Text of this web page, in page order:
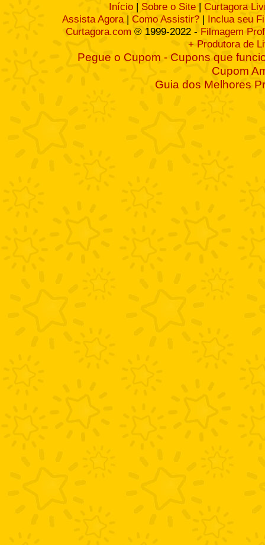
Início | Sobre o Site | Curtagora
Assista Agora| Como Assistir? | Inclua seu
Curtagora.com ® 1999-2022 - Filmagem
+ Produtora de
Pegue o Cupom - Cupons que
Cupom
Guia dos Melhores